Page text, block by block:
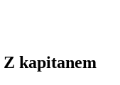
Z kapitanem